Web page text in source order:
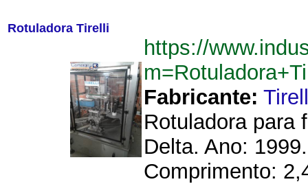
Rotuladora Tirelli
https://
Fabricante:
Rotuladora para
Delta. Ano:
Comprimento: